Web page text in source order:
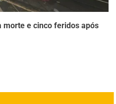
morte e cinco feridos após